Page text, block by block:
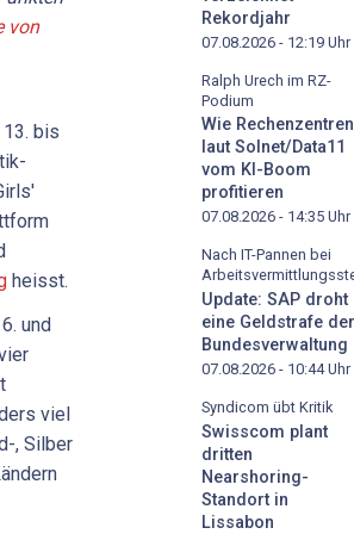
von
bis
heisst.
und
viel
, Silber
Rekordjahr
07.08.2026 - 12:19 Uhr
Ralph Urech im RZ-
Podium
Wie Rechenzentren
laut Solnet/Data11
vom KI-Boom
profitieren
07.08.2026 - 14:35 Uhr
Nach IT-Pannen bei
Update: SAP droht
eine Geldstrafe der
Bundesverwaltung
07.08.2026 - 10:44Uhr
Syndicom übt Kritik
Swisscom plant
dritten
Nearshoring-
Standort in
Lissabon